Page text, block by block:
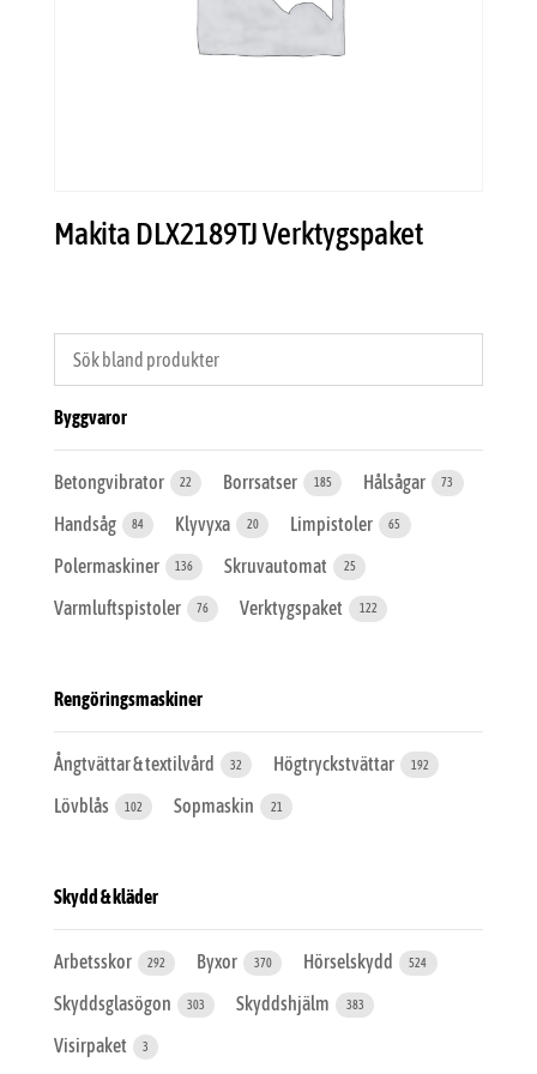
Makita DLX2189TJ Verktygspaket
Byggvaror
Betongvibrator 22 Borrsatser 185 Hålsågar 73
Handsåg 84 Klyvyxa 20 Limpistoler 65
Polermaskiner 136 Skruvautomat 25
Varmluftspistoler 76 Verktygspaket 122
Rengöringsmaskiner
Ångtvättar & textilvård 32 Högtryckstvättar 192
Lövblås 102 Sopmaskin 21
Skydd & kläder
Arbetsskor 292 Byxor 370 Hörselskydd 524
Skyddsglasögon 303 Skyddshjälm 383
Visirpaket 3